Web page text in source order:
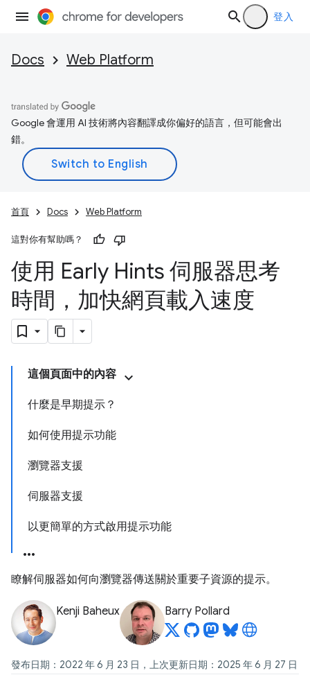
登入
Docs Web Platform
Google 會運用 AI 技術將內容翻譯成你偏好的語言，但可能會出
錯。
首頁 Docs Web Platform
這對你有幫助嗎？
使用 Early Hints 伺服器思考
時間，加快網頁載入速度
這個頁面中的內容
什麼是早期提示？
如何使用提示功能
瀏覽器支援
伺服器支援
以更簡單的方式啟用提示功能
瞭解伺服器如何向瀏覽器傳送關於重要子資源的提示。
Kenji Baheux Barry Pollard
發布日期：2022 年 6 月 23 日，上次更新日期：2025 年 6 月 27 日